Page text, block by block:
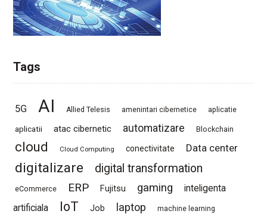
Tags
5G AI Allied Telesis amenintari cibernetice aplicatie
aplicatii atac cibernetic automatizare Blockchain
cloud Cloud Computing conectivitate Data center
digitalizare digital transformation
eCommerce ERP Fujitsu gaming
inteligenta
artificiala
IoT Job laptop machine learning